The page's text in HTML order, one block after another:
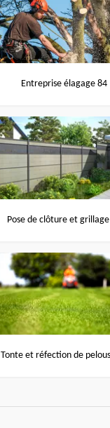
Entreprise élagage 84
Pose de clôture et
Tonte et réfection de